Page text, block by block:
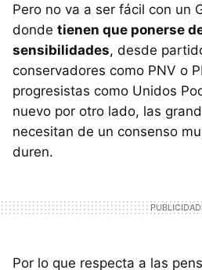
Pero no va a ser fácil con un
donde tienen que ponerse
sensibilidades, desde
conservadores como PNV o
progresistas como Unidos
nuevo por otro lado, las
necesitan de un consenso
duren.
Por lo que respecta a las